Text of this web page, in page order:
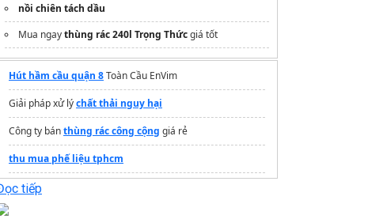
nồi chiên tách dầu
Mua ngaythùng rác 240l Trọng Thứcgiá tốt
Hút hầm cầu quận 8Toàn Cầu EnVim
Giải pháp xử lýchất thải nguy hại
Công ty bánthùng rác công cộng giá rẻ
thu mua phế liệu tphcm
Trang thông tin dự án
tiếp